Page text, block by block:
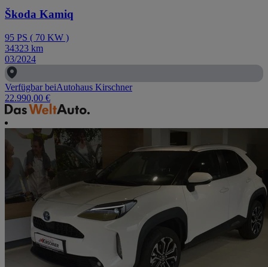
Škoda Kamiq
95 PS ( 70 KW )
34323 km
03/2024
Verfügbar beiAutohaus Kirschner
22.990,00 €